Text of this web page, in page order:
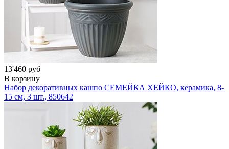
13'460 руб
В корзину
Набор декоративных кашпо СЕМЕЙКА ХЕЙКО, керамика, 8-
15 см, 3 шт., 850642